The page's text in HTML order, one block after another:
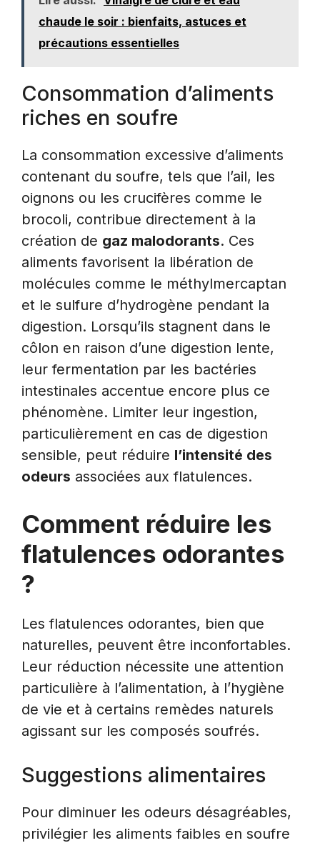
chaude le soir : bienfaits, astuces et
précautions essentielles
Consommation d’aliments
riches en soufre
La consommation excessive d’aliments
contenant du soufre, tels que l’ail, les
oignons ou les crucifères comme le
brocoli, contribue directement à la
création de gaz malodorants. Ces
aliments favorisent la libération de
molécules comme le méthylmercaptan
et le sulfure d’hydrogène pendant la
digestion. Lorsqu’ils stagnent dans le
côlon en raison d’une digestion lente,
leur fermentation par les bactéries
intestinales accentue encore plus ce
phénomène. Limiter leur ingestion,
particulièrement en cas de digestion
sensible, peut réduire l’intensité des
odeurs associées aux flatulences.
Comment réduire les
flatulences odorantes
?
Les flatulences odorantes, bien que
naturelles, peuvent être inconfortables.
Leur réduction nécessite une attention
particulière à l’alimentation, à l’hygiène
de vie et à certains remèdes naturels
agissant sur les composés soufrés.
Suggestions alimentaires
Pour diminuer les odeurs désagréables,
privilégier les aliments faibles en soufre